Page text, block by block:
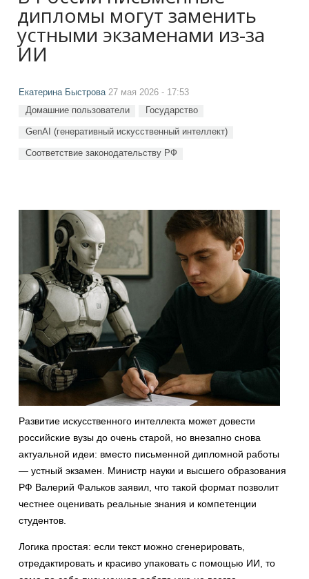
дипломы могут заменить
устными экзаменами из-за
ИИ
Екатерина Быстрова27 мая 2026 - 17:53
Домашние пользователи Государство
GenAI (генеративный искусственный интеллект)
Соответствие законодательству РФ
Развитие искусственного интеллекта может довести
российские вузы до очень старой, но внезапно снова
актуальной идеи: вместо письменной дипломной работы
— устный экзамен. Министр науки и высшего образования
РФ Валерий Фальков заявил, что такой формат позволит
честнее оценивать реальные знания и компетенции
студентов.
Логика простая: если текст можно сгенерировать,
отредактировать и красиво упаковать с помощью ИИ, то